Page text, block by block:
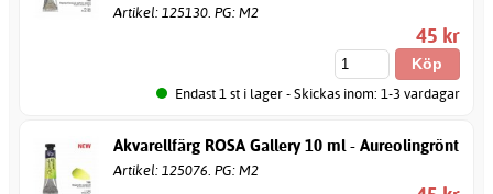
Artikel: 125130. PG: M2
45 kr
Endast 1 st i lager - Skickas inom: 1-3 vardagar
Akvarellfärg ROSA Gallery 10 ml - Aureolingrönt
Artikel: 125076. PG: M2